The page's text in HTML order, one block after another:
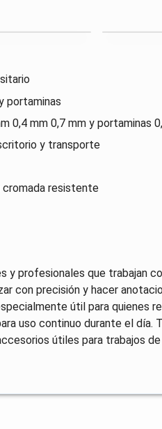
portaminas
0,4 mm 0,7 mm y portaminas
y transporte
resistente
y profesionales que trabajan
con precisión y hacer
útil para quienes
uso continuo durante el día.
útiles para trabajos